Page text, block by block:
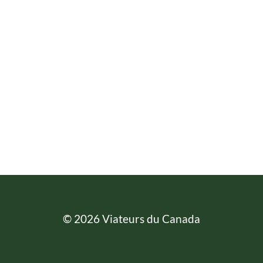
© 2026 Viateurs du Canada